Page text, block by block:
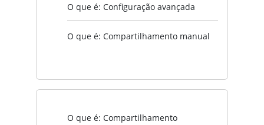
O que é: Configuração avançada
O que é: Compartilhamento manual
O que é: Compartilhamento